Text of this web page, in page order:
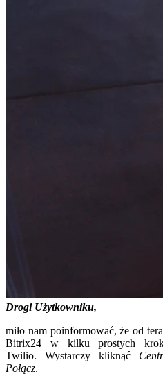
Drogi Użytkowniku,
miło nam poinformować, że od
Bitrix24 w kilku prostych
Twilio. Wystarczy kliknąć
Połącz.